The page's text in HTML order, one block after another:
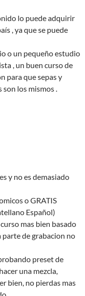
lo puede adquirir
, ya que se puede
o un pequeño estudio
, un buen curso de
para que sepas y
son los mismos .
y no es demasiado
o GRATIS
Español)
mas bien basado
parte de grabacion no
preset de
una mezcla,
bien, no pierdas mas